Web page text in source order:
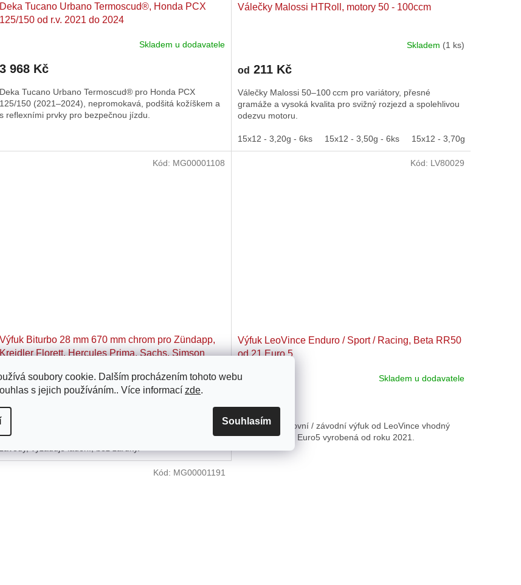
soubory cookie. Dalším procházením tohoto webu
s jejich používáním.. Více informací zde.
Souhlasím
Deka Tucano Urbano Termoscud®, Honda PCX
125/150 od r.v. 2021 do 2024
Skladem u dodavatele
3 968 Kč
Deka Tucano Urbano Termoscud® pro Honda PCX
125/150 (2021–2024), nepromokavá, podšitá kožíškem a
s reflexními prvky pro bezpečnou jízdu.
Válečky Malossi HTRoll, motory 50 - 100ccm
Skladem (1 ks)
od 211 Kč
Válečky Malossi 50–100 ccm pro variátory, přesné
gramáže a vysoká kvalita pro svižný rozjezd a spolehlivou
odezvu motoru.
15x12 - 3,20g - 6ks 15x12 - 3,50g - 6ks 15x12 - 3,70g - 6ks
Výfuk Biturbo 28 mm 670 mm chrom pro Zündapp,
Florett, Hercules Prima, Sachs, Simson
Není skladem
Biturbo Racing výfuk pro tuning a závody Mofa s plynulým
Vhodný pro mnoho značek. Bez držáku. Jen pro
Kód: MG00001108
Výfuk LeoVince Enduro / Sport / Racing, Beta RR50
od 21 Euro 5
Skladem u dodavatele
Enduro / sportovní / závodní výfuk od LeoVince vhodný
pro Beta RR50 Euro5 vyrobená od roku 2021.
Kód: LV80029
Kód: MG00001191